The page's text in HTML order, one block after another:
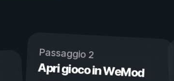
Passaggio 2
Apri gioco in WeMod